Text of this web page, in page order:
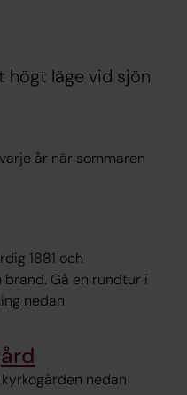
högt läge vid sjön
år när sommaren
1881 och
Gå en rundtur i
nedan
nedan